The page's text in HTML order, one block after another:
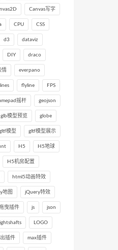
Canvas写字
CPU CSS
d3 dataviz
DIY draco
情 everpano
flyline FPS
摇杆 geojson
glb模型预览 globe
模型 gltf模型展示
H5 H5地球
H5机房配置
html5动画特效
地图 jQuery特效
曳插件 js json
LOGO
插件 max插件